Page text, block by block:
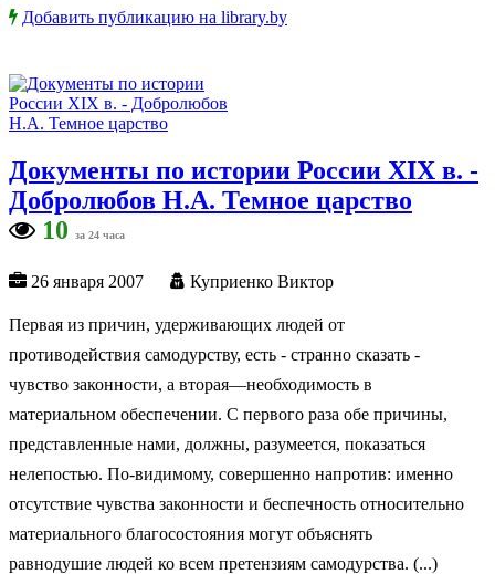
Добавить публикацию на library.by
Документы по истории России XIX в. -
Добролюбов Н.А. Темное царство
10
за 24 часа
26 января 2007 Куприенко Виктор
Первая из причин, удерживающих людей от
противодействия самодурству, есть - странно сказать -
чувство законности, а вторая—необходимость в
материальном обеспечении. С первого раза обе причины,
представленные нами, должны, разумеется, показаться
нелепостью. По-видимому, совершенно напротив: именно
отсутствие чувства законности и беспечность относительно
материального благосостояния могут объяснять
равнодушие людей ко всем претензиям самодурства. (...)